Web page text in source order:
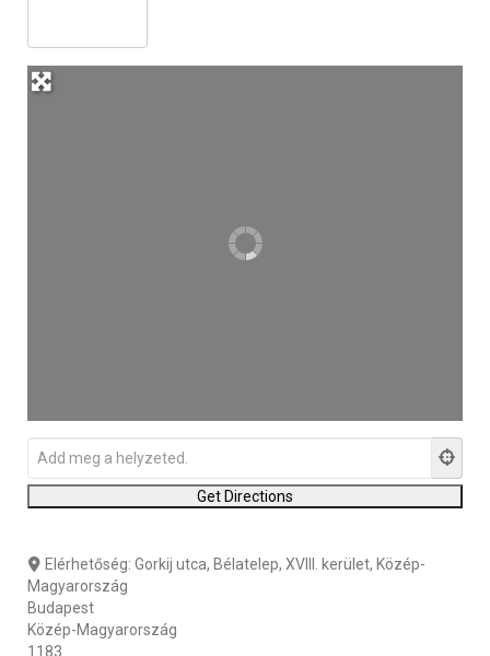
Elérhetőség: Gorkij utca, Bélatelep, XVIII. kerület, Közép-
Magyarország
Budapest
Közép-Magyarország
1183